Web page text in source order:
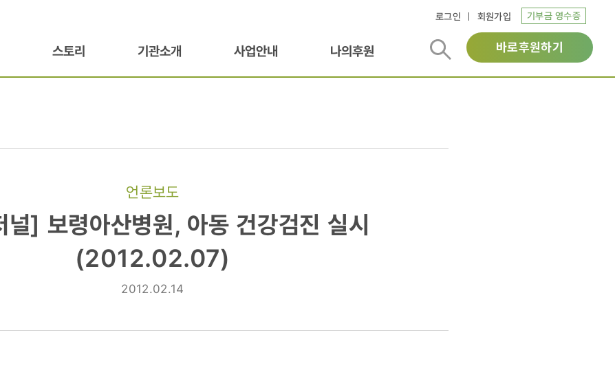
로그인 회원가입 기부금 영수증
스토리 기관소개 사업안내 나의후원 바로후원하기
언론보도
널] 보령아산병원, 아동 건강검진 실시
(2012.02.07)
2012.02.14